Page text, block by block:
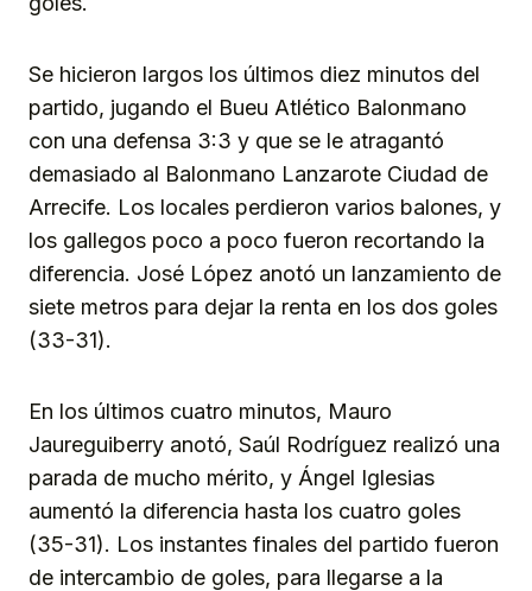
Se hicieron largos los últimos diez minutos del
partido, jugando el Bueu Atlético Balonmano
con una defensa 3:3 y que se le atragantó
demasiado al Balonmano Lanzarote Ciudad de
Arrecife. Los locales perdieron varios balones, y
los gallegos poco a poco fueron recortando la
diferencia. José López anotó un lanzamiento de
siete metros para dejar la renta en los dos goles
(33-31).
En los últimos cuatro minutos, Mauro
Jaureguiberry anotó, Saúl Rodríguez realizó una
parada de mucho mérito, y Ángel Iglesias
aumentó la diferencia hasta los cuatro goles
(35-31). Los instantes finales del partido fueron
de intercambio de goles, para llegarse a la